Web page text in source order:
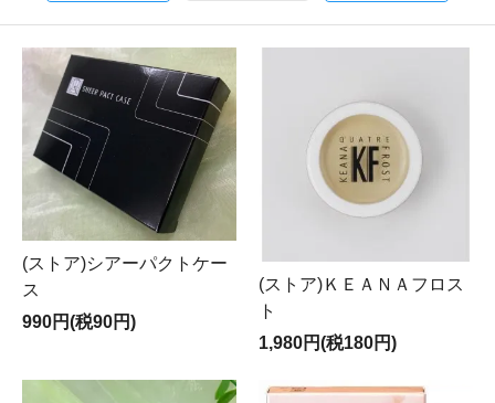
(ストア)シアーパクトケー
ス
990円(税90円)
(ストア)ＫＥＡＮＡフロス
ト
1,980円(税180円)